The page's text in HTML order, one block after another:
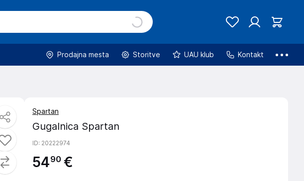
Prodajna mesta Storitve UAU klub Kontakt
Spartan
Gugalnica Spartan
ID: 20222974
5490 €